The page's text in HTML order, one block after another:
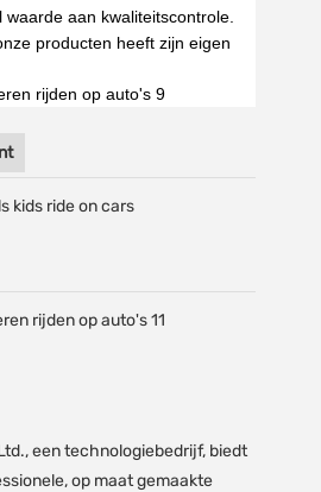
waarde aan kwaliteitscontrole.
producten heeft zijn eigen
een technologiebedrijf, biedt
op maat gemaakte